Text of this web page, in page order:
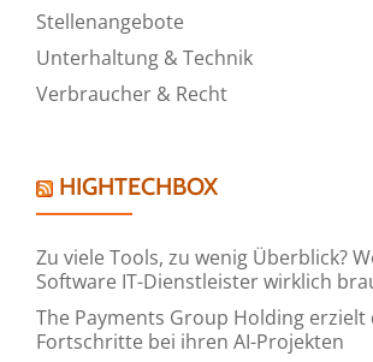
Stellenangebote
Unterhaltung & Technik
Verbraucher & Recht
HIGHTECHBOX
Zu viele Tools, zu wenig Überblick?
Software IT-Dienstleister wirklich
The Payments Group Holding erzielt
Fortschritte bei ihren AI-Projekten